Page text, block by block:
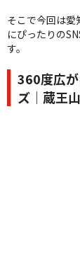
そこで今回は愛
にぴったりの
す。
360度広
ズ｜蔵王